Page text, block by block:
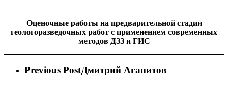
Оценочные работы на предварительной стадии
геологоразведочных работ с применением современных
методов ДЗЗ и ГИС
Previous PostДмитрий Агапитов